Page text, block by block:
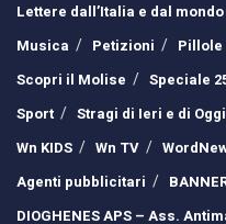
Lettere dall’Italia e dal mondo
Musica
Petizioni Pillole
Scopri il Molise
Speciale
Sport
Stragi di Ieri e di Oggi
Wn KIDS
Wn TV
Agenti pubblicitari
DIOGHENES APS – Ass.